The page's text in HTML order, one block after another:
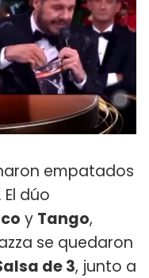
empatados
. El dúo
y Tango,
se quedaron
de 3, junto a